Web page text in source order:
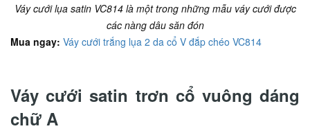
Váy cưới lụa satin VC814 là một trong những mẫu váy cưới được
các nàng dâu săn đón
Mua ngay: Váy cưới trắng lụa 2 da cổ V đắp chéo VC814
Váy cưới satin trơn cổ vuông dáng
chữ A